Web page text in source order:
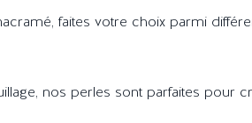
faites votre choix parmi
nos perles sont parfaites pour